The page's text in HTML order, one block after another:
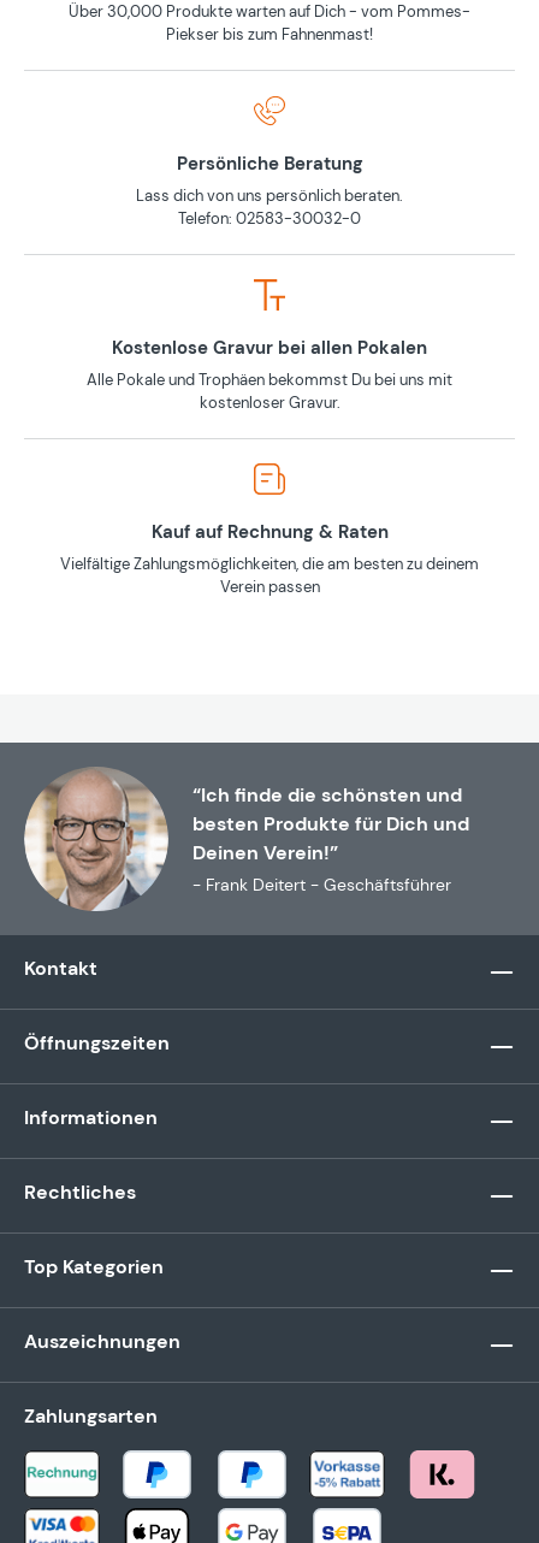
Über 30,000 Produkte warten auf Dich - vom Pommes-
Piekser bis zum Fahnenmast!
Persönliche Beratung
Lass dich von uns persönlich beraten.
Telefon: 02583-30032-0
Kostenlose Gravur bei allen Pokalen
Alle Pokale und Trophäen bekommst Du bei uns mit
kostenloser Gravur.
Kauf auf Rechnung & Raten
Vielfältige Zahlungsmöglichkeiten, die am besten zu deinem
Verein passen
“Ich finde die schönsten und
besten Produkte für Dich und
Deinen Verein!”
- Frank Deitert - Geschäftsführer
Kontakt
Öffnungszeiten
Informationen
Rechtliches
Top Kategorien
Auszeichnungen
Zahlungsarten